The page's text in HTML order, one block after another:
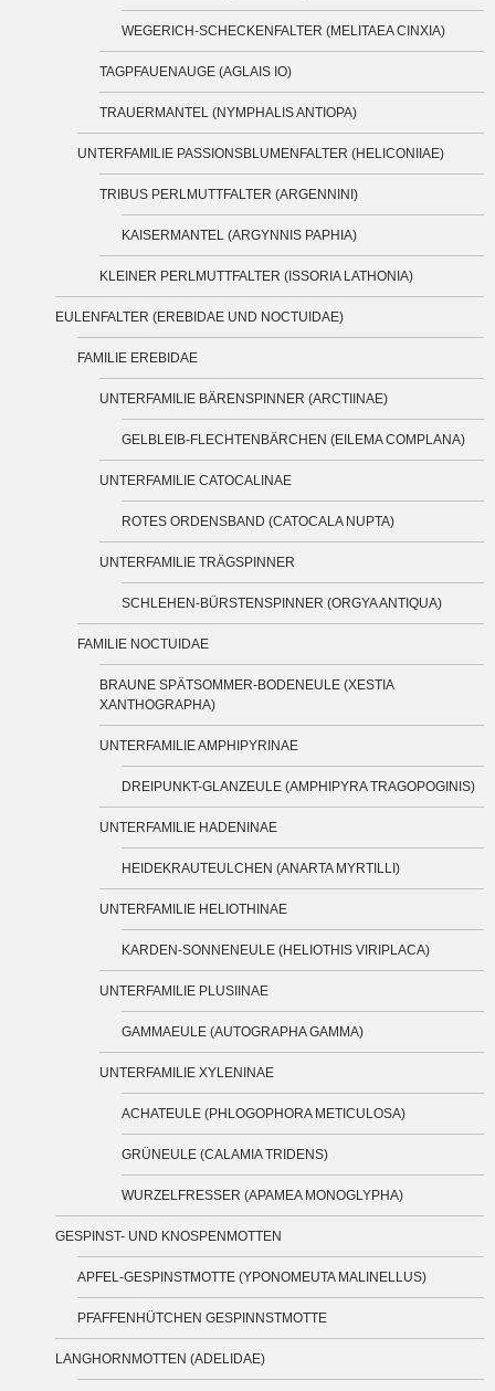
WEGERICH-SCHECKENFALTER (MELITAEA CINXIA)
TAGPFAUENAUGE (AGLAIS IO)
TRAUERMANTEL (NYMPHALIS ANTIOPA)
UNTERFAMILIE PASSIONSBLUMENFALTER (HELICONIIAE)
TRIBUS PERLMUTTFALTER (ARGENNINI)
KAISERMANTEL (ARGYNNIS PAPHIA)
KLEINER PERLMUTTFALTER (ISSORIA LATHONIA)
EULENFALTER (EREBIDAE UND NOCTUIDAE)
FAMILIE EREBIDAE
UNTERFAMILIE BÄRENSPINNER (ARCTIINAE)
GELBLEIB-FLECHTENBÄRCHEN (EILEMA COMPLANA)
UNTERFAMILIE CATOCALINAE
ROTES ORDENSBAND (CATOCALA NUPTA)
UNTERFAMILIE TRÄGSPINNER
SCHLEHEN-BÜRSTENSPINNER (ORGYA ANTIQUA)
FAMILIE NOCTUIDAE
BRAUNE SPÄTSOMMER-BODENEULE (XESTIA
XANTHOGRAPHA)
UNTERFAMILIE AMPHIPYRINAE
DREIPUNKT-GLANZEULE (AMPHIPYRA TRAGOPOGINIS)
UNTERFAMILIE HADENINAE
HEIDEKRAUTEULCHEN (ANARTA MYRTILLI)
UNTERFAMILIE HELIOTHINAE
KARDEN-SONNENEULE (HELIOTHIS VIRIPLACA)
UNTERFAMILIE PLUSIINAE
GAMMAEULE (AUTOGRAPHA GAMMA)
UNTERFAMILIE XYLENINAE
ACHATEULE (PHLOGOPHORA METICULOSA)
GRÜNEULE (CALAMIA TRIDENS)
WURZELFRESSER (APAMEA MONOGLYPHA)
GESPINST- UND KNOSPENMOTTEN
APFEL-GESPINSTMOTTE (YPONOMEUTA MALINELLUS)
PFAFFENHÜTCHEN GESPINNSTMOTTE
LANGHORNMOTTEN (ADELIDAE)